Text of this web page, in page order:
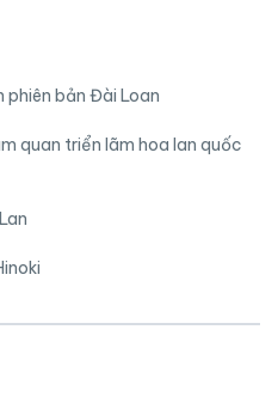
phiên bản Đài Loan
quan triển lãm hoa lan quốc